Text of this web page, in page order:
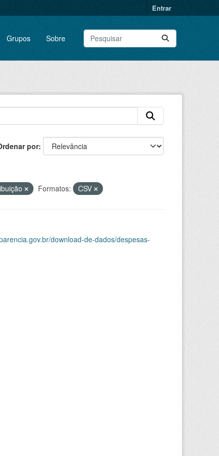
Entrar
Grupos Sobre
por
Formatos: CSV
download-de-dados/despesas-